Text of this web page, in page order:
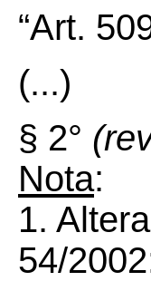
“Art.
(...)
§ 2°
Nota:
1.
54/